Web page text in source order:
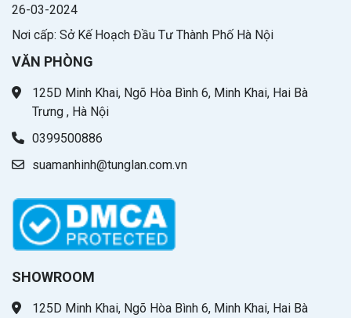
26-03-2024
Nơi cấp: Sở Kế Hoạch Đầu Tư Thành Phố Hà Nội
VĂN PHÒNG
125D Minh Khai, Ngõ Hòa Bình 6, Minh Khai, Hai Bà
Trưng , Hà Nội
0399500886
suamanhinh@tunglan.com.vn
SHOWROOM
125D Minh Khai, Ngõ Hòa Bình 6, Minh Khai, Hai Bà